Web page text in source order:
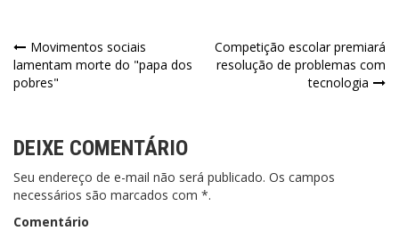
Movimentos sociais
lamentam morte do "papa dos
pobres"
Competição escolar premiará
resolução de problemas com
tecnologia
DEIXE COMENTÁRIO
Seu endereço de e-mail não será publicado. Os campos
necessários são marcados com *.
Comentário